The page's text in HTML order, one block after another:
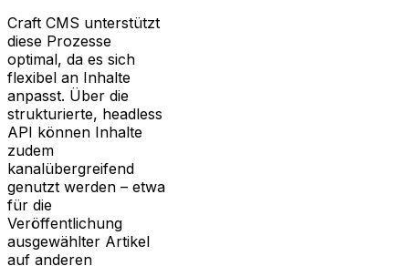
Craft CMS unterstützt
diese Prozesse
optimal, da es sich
flexibel an Inhalte
anpasst. Über die
strukturierte, headless
API können Inhalte
zudem
kanalübergreifend
genutzt werden – etwa
für die
Veröffentlichung
ausgewählter Artikel
auf anderen